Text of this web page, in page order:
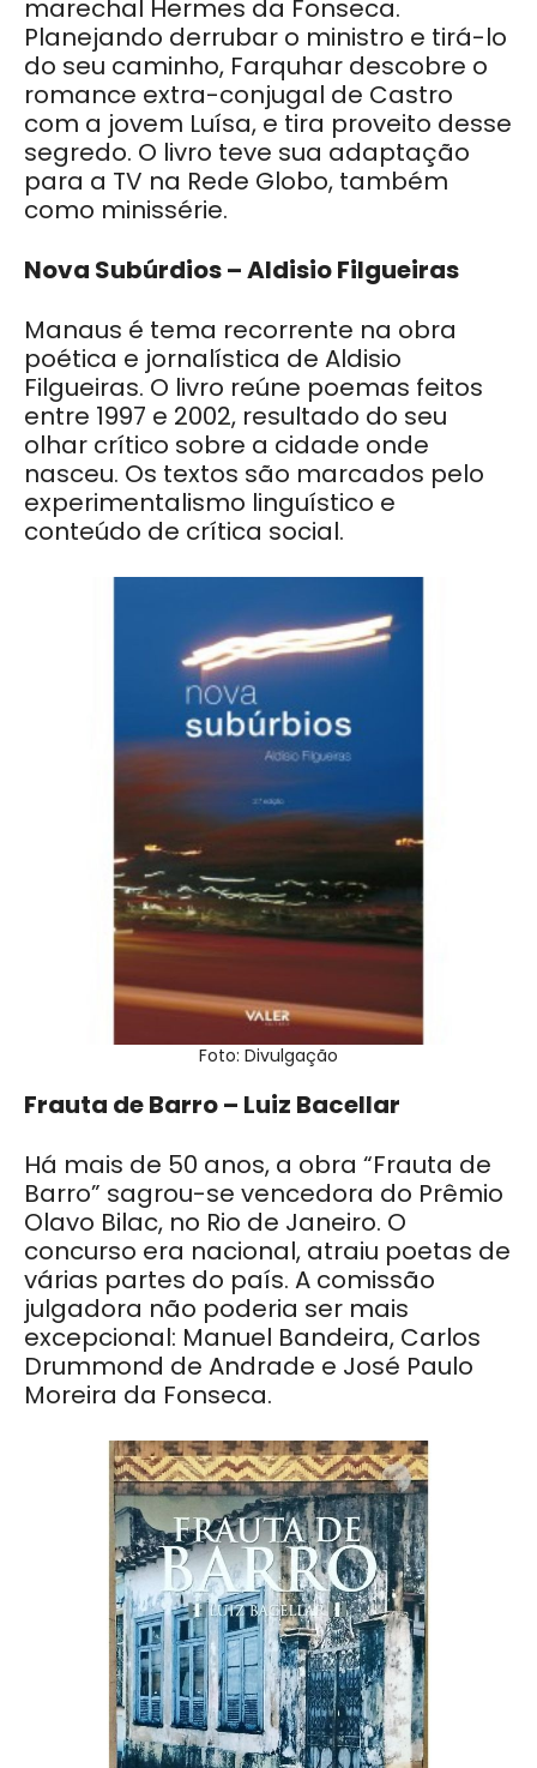
marechal Hermes da Fonseca.
Planejando derrubar o ministro e tirá-lo
do seu caminho, Farquhar descobre o
romance extra-conjugal de Castro
com a jovem Luísa, e tira proveito desse
segredo. O livro teve sua adaptação
para a TV na Rede Globo, também
como minissérie.
Nova Subúrdios – Aldisio Filgueiras
Manaus é tema recorrente na obra
poética e jornalística de Aldisio
Filgueiras. O livro reúne poemas feitos
entre 1997 e 2002, resultado do seu
olhar crítico sobre a cidade onde
nasceu. Os textos são marcados pelo
experimentalismo linguístico e
conteúdo de crítica social.
Foto: Divulgação
Frauta de Barro – Luiz Bacellar
Há mais de 50 anos, a obra “Frauta de
Barro” sagrou-se vencedora do Prêmio
Olavo Bilac, no Rio de Janeiro. O
concurso era nacional, atraiu poetas de
várias partes do país. A comissão
julgadora não poderia ser mais
excepcional: Manuel Bandeira, Carlos
Drummond de Andrade e José Paulo
Moreira da Fonseca.